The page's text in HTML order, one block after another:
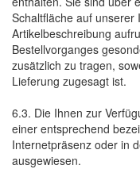
Schaltfläche auf unserer
Artikelbeschreibung
Bestellvorganges
zusätzlich zu tragen,
Lieferung zugesagt ist.
6.3. Die Ihnen zur
einer entsprechend
Internetpräsenz oder in
ausgewiesen.